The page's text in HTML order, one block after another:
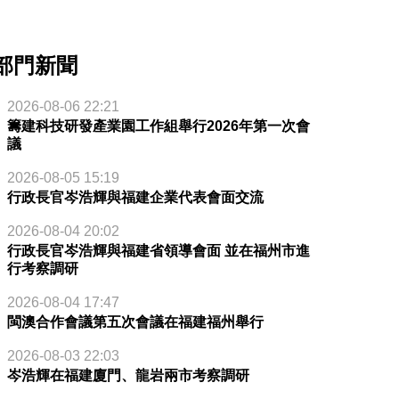
門新聞
2026-08-06 22:21
籌建科技研發產業園工作組舉行2026年第一次會
議
2026-08-05 15:19
行政長官岑浩輝與福建企業代表會面交流
2026-08-04 20:02
行政長官岑浩輝與福建省領導會面 並在福州市進
行考察調研
2026-08-04 17:47
閩澳合作會議第五次會議在福建福州舉行
2026-08-03 22:03
岑浩輝在福建廈門、龍岩兩市考察調研